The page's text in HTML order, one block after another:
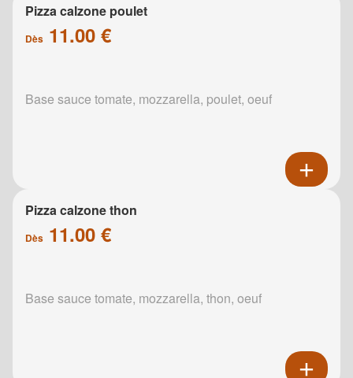
Pizza calzone poulet
Dès 11.00 €
Base sauce tomate, mozzarella, poulet, oeuf
Pizza calzone thon
Dès 11.00 €
Base sauce tomate, mozzarella, thon, oeuf